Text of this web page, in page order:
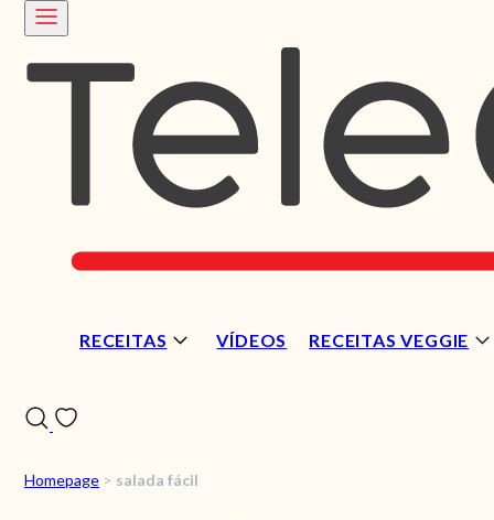
RECEITAS VÍDEOS RECEITAS VEGGIE
Homepage > salada fácil